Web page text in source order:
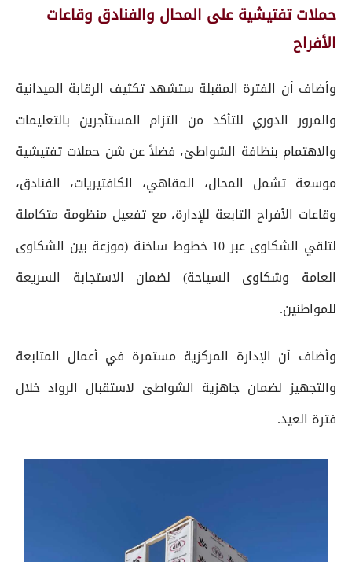
حملات تفتيشية على المحال والفنادق وقاعات
الأفراح
وأضاف أن الفترة المقبلة ستشهد تكثيف الرقابة الميدانية
والمرور الدوري للتأكد من التزام المستأجرين بالتعليمات
والاهتمام بنظافة الشواطئ، فضلاً عن شن حملات تفتيشية
موسعة تشمل المحال، المقاهي، الكافتيريات، الفنادق،
وقاعات الأفراح التابعة للإدارة، مع تفعيل منظومة متكاملة
لتلقي الشكاوى عبر 10 خطوط ساخنة (موزعة بين الشكاوى
العامة وشكاوى السياحة) لضمان الاستجابة السريعة
للمواطنين.
وأضاف أن الإدارة المركزية مستمرة في أعمال المتابعة
والتجهيز لضمان جاهزية الشواطئ لاستقبال الرواد خلال
فترة العيد.